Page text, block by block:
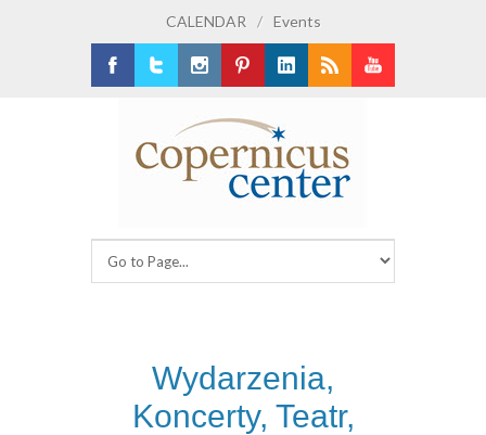
CALENDAR / Events
Wydarzenia,
Koncerty, Teatr,